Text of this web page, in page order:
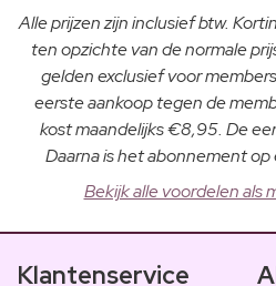
Alle prijzen zijn inclusief btw.
ten opzichte van de normale
gelden exclusief voor
eerste aankoop tegen de
kost maandelijks €8,95. De
Daarna is het abonnement
Bekijk alle voordelen als
Klantenservice